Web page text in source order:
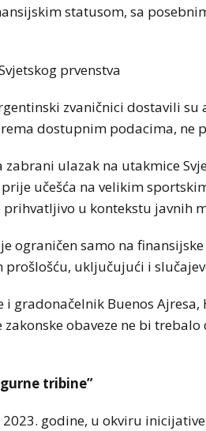
statusom, sa
prvenstva
zvaničnici dostavili su
dostupnim podacima, ne
ulazak na utakmice
učešća na velikim
prihvatljivo u kontekstu javnih
ograničen samo na
uključujući i
gradonačelnik Buenos
obaveze ne bi
tribine”
godine, u okviru